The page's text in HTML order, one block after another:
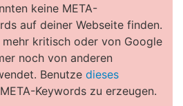
keine META-
auf deiner Webseite finden.
kritisch oder von Google
noch von anderen
Benutze dieses
Keywords zu erzeugen.